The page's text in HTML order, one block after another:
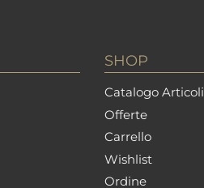
SHOP
Catalogo Articoli
Offerte
Carrello
Wishlist
Ordine